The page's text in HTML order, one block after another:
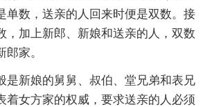
单数，送亲的人回来时便是双数。接
，加上新郎、新娘和送亲的人，双数
家。
是新娘的舅舅、叔伯、堂兄弟和表兄
着女方家的权威，要求送亲的人必须